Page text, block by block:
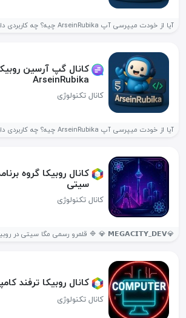
کانال گپ آرسین
ArseinRubika
کانال تکنولوژی
آیا از خودت میپرسی آپ ArseinRubika چیه؟ چه کاربردی داره؟ قابلیت هاش...
کانال روبیکا گروه
سیتی
کانال تکنولوژی
💎𝗠𝗘𝗚𝗔𝗖𝗜𝗧𝗬_𝗗𝗘𝗩 💎 🔷 قلمرو رسمی مگا سیتی در روبیکا 📚 فرمان روای...
کانال روبیکا ترفند
کانال تکنولوژی